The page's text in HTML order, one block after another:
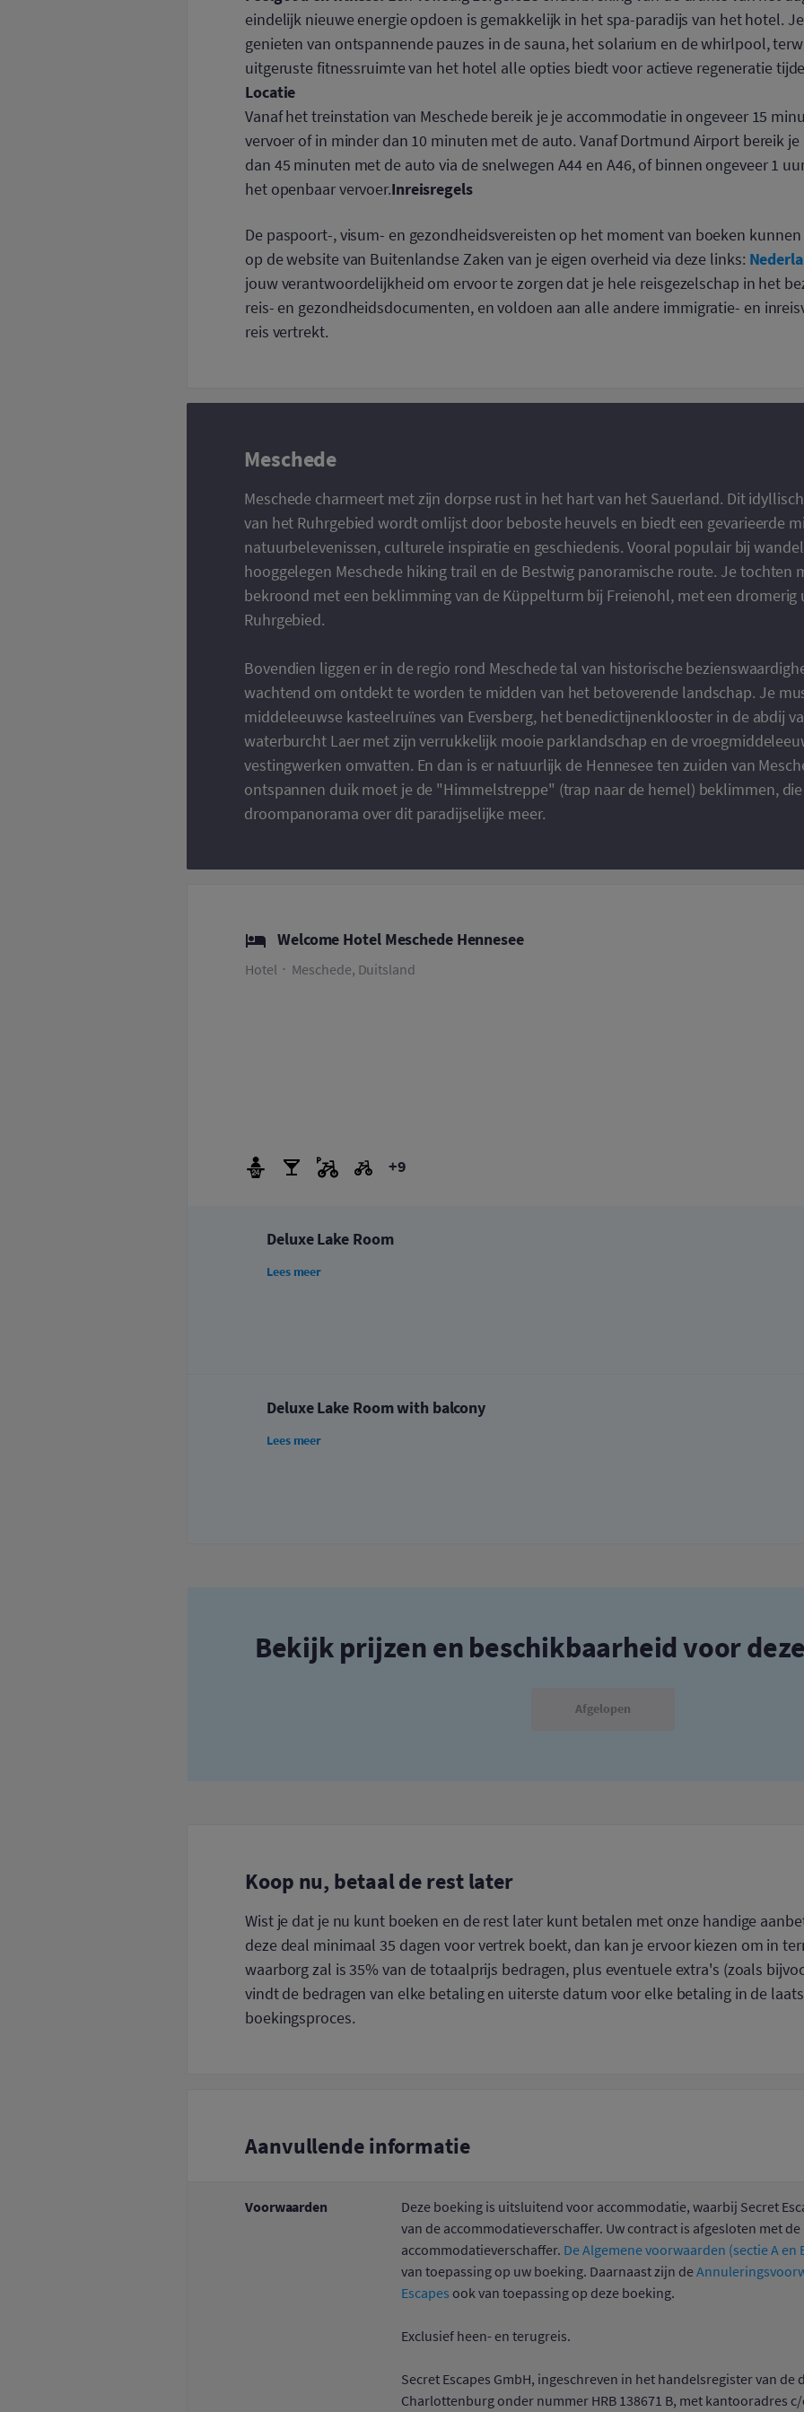
eindelijk nieuwe energie opdoen is gemakkelijk in het spa-paradijs van het hotel.
genieten van ontspannende pauzes in de sauna, het solarium en de whirlpool,
uitgeruste fitnessruimte van het hotel alle opties biedt voor actieve regeneratie
Locatie
Vanaf het treinstation van Meschede bereik je je accommodatie in ongeveer 15
vervoer of in minder dan 10 minuten met de auto. Vanaf Dortmund Airport bereik
dan 45 minuten met de auto via de snelwegen A44 en A46, of binnen ongeveer 1
het openbaar vervoer.Inreisregels
De paspoort-, visum- en gezondheidsvereisten op het moment van boeken
op de website van Buitenlandse Zaken van je eigen overheid via deze links:
jouw verantwoordelijkheid om ervoor te zorgen dat je hele reisgezelschap in het
reis- en gezondheidsdocumenten, en voldoen aan alle andere immigratie- en
reis vertrekt.
Meschede
Meschede charmeert met zijn dorpse rust in het hart van het Sauerland. Dit
van het Ruhrgebied wordt omlijst door beboste heuvels en biedt een gevarieerde
natuurbelevenissen, culturele inspiratie en geschiedenis. Vooral populair bij
hooggelegen Meschede hiking trail en de Bestwig panoramische route. Je tochten
bekroond met een beklimming van de Küppelturm bij Freienohl, met een dromerig
Ruhrgebied.
Bovendien liggen er in de regio rond Meschede tal van historische
wachtend om ontdekt te worden te midden van het betoverende landschap. Je
middeleeuwse kasteelruïnes van Eversberg, het benedictijnenklooster in de abdij
waterburcht Laer met zijn verrukkelijk mooie parklandschap en de
vestingwerken omvatten. En dan is er natuurlijk de Hennesee ten zuiden van
ontspannen duik moet je de "Himmelstreppe" (trap naar de hemel) beklimmen,
droompanorama over dit paradijselijke meer.
Welcome Hotel Meschede Hennesee
Hotel Meschede, Duitsland
+9
Deluxe Lake Room
Lees meer
Deluxe Lake Room with balcony
Lees meer
Bekijk prijzen en beschikbaarheid voor
Afgelopen
Koop nu, betaal de rest later
Wist je dat je nu kunt boeken en de rest later kunt betalen met onze handige
deze deal minimaal 35 dagen voor vertrek boekt, dan kan je ervoor kiezen om in
waarborg zal is 35% van de totaalprijs bedragen, plus eventuele extra's (zoals
vindt de bedragen van elke betaling en uiterste datum voor elke betaling in de
boekingsproces.
Aanvullende informatie
Voorwaarden
Deze boeking is uitsluitend voor accommodatie, waarbij Secret
van de accommodatieverschaffer. Uw contract is afgesloten met de
accommodatieverschaffer. De Algemene voorwaarden (sectie A en
van toepassing op uw boeking. Daarnaast zijn de
Escapes ook van toepassing op deze boeking.
Exclusief heen- en terugreis.
Secret Escapes GmbH, ingeschreven in het handelsregister van
Charlottenburg onder nummer HRB 138671 B, met kantooradres